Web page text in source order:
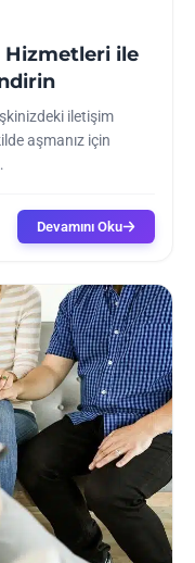
Hizmetleri ile
iletişim
aşmanız için
Devamını Oku